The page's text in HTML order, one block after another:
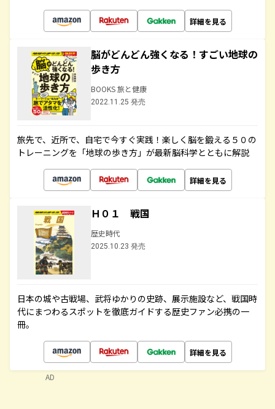
詳細を見る
脳がどんどん強くなる！すごい地球の
歩き方
BOOKS 旅と健康
2022.11.25 発売
旅先で、近所で、自宅で今すぐ実践！楽しく脳を鍛える５０の
トレーニングを「地球の歩き方」が最新脳科学とともに解説
詳細を見る
Ｈ０１ 戦国
歴史時代
2025.10.23 発売
日本の城や古戦場、武将ゆかりの史跡、展示施設など、戦国時
代にまつわるスポットを徹底ガイドする歴史ファン必携の一
冊。
詳細を見る
AD